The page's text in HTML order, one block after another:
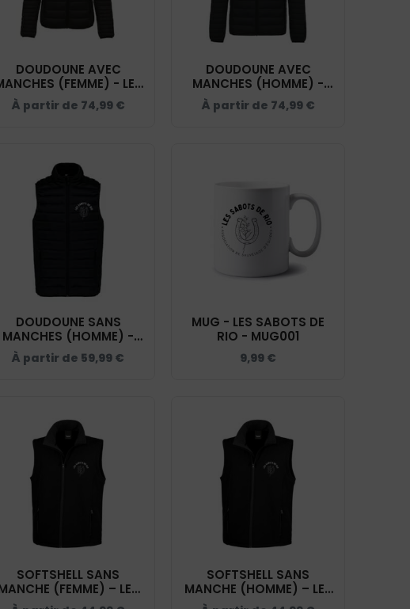
DOUDOUNE AVEC
(FEMME) - LES
SABOTS DE RIO - NOIR -
K6121
À partir de 74,99 €
DOUDOUNE AVEC
MANCHES (HOMME) -
LES SABOTS DE RIO -
NOIR - K6120
À partir de 74,99 €
DOUDOUNE SANS
MANCHES (HOMME) -
LES SABOTS DE RIO -
NOIR - K6113
À partir de 59,99 €
MUG - LES SABOTS DE
RIO - MUG001
9,99 €
SOFTSHELL SANS
(FEMME) – LES
SABOTS DE RIO - NOIR -
SOFTSHELL SANS
MANCHE (HOMME) – LES
SABOTS DE RIO - NOIR -